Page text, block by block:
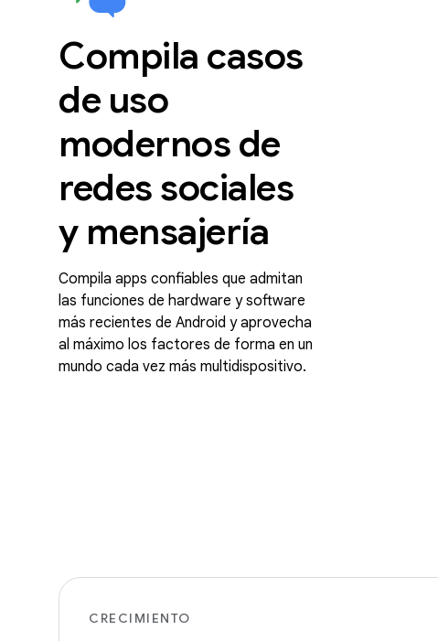
Compila casos
de uso
modernos de
redes sociales
y mensajería
Compila apps confiables que admitan
las funciones de hardware y software
más recientes de Android y aprovecha
al máximo los factores de forma en un
mundo cada vez más multidispositivo.
CRECIMIENTO